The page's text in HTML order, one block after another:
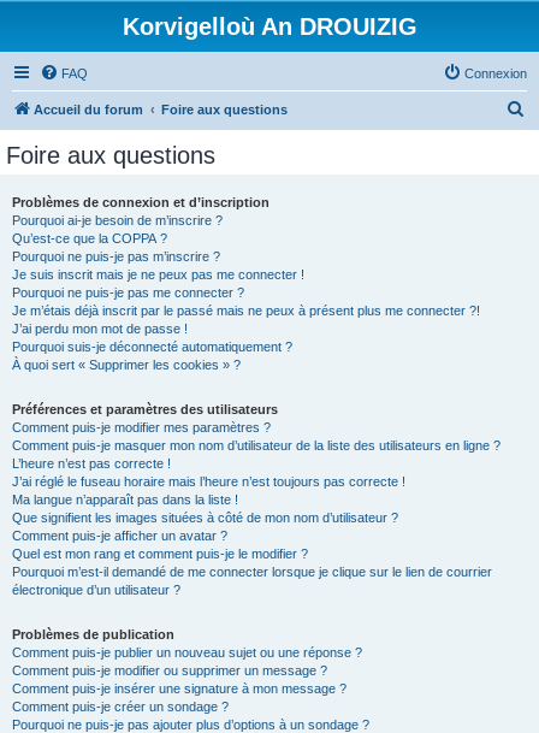
Korvigelloù An DROUIZIG
FAQ Connexion
Accueil du forum Foire aux questions
Foire aux questions
Problèmes de connexion et d’inscription
Pourquoi ai-je besoin de m’inscrire ?
Qu’est-ce que la COPPA ?
Pourquoi ne puis-je pas m’inscrire ?
Je suis inscrit mais je ne peux pas me connecter !
Pourquoi ne puis-je pas me connecter ?
Je m’étais déjà inscrit par le passé mais ne peux à présent plus me connecter ?!
J’ai perdu mon mot de passe !
Pourquoi suis-je déconnecté automatiquement ?
À quoi sert « Supprimer les cookies » ?
Préférences et paramètres des utilisateurs
Comment puis-je modifier mes paramètres ?
Comment puis-je masquer mon nom d’utilisateur de la liste des utilisateurs en ligne ?
L’heure n’est pas correcte !
J’ai réglé le fuseau horaire mais l’heure n’est toujours pas correcte !
Ma langue n’apparaît pas dans la liste !
Que signifient les images situées à côté de mon nom d’utilisateur ?
Comment puis-je afficher un avatar ?
Quel est mon rang et comment puis-je le modifier ?
Pourquoi m’est-il demandé de me connecter lorsque je clique sur le lien de courrier
électronique d’un utilisateur ?
Problèmes de publication
Comment puis-je publier un nouveau sujet ou une réponse ?
Comment puis-je modifier ou supprimer un message ?
Comment puis-je insérer une signature à mon message ?
Comment puis-je créer un sondage ?
Pourquoi ne puis-je pas ajouter plus d’options à un sondage ?